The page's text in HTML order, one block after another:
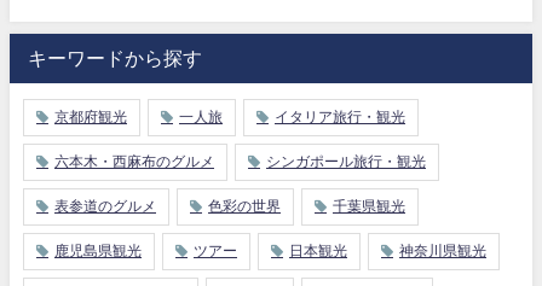
キーワードから探す
京都府観光 一人旅 イタリア旅行・観光
六本木・西麻布のグルメ シンガポール旅行・観光
表参道のグルメ 色彩の世界 千葉県観光
鹿児島県観光 ツアー 日本観光 神奈川県観光